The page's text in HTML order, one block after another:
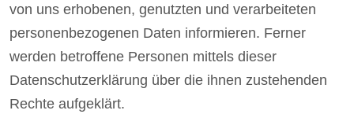
von uns erhobenen, genutzten und verarbeiteten
personenbezogenen Daten informieren. Ferner
werden betroffene Personen mittels dieser
Datenschutzerklärung über die ihnen zustehenden
Rechte aufgeklärt.